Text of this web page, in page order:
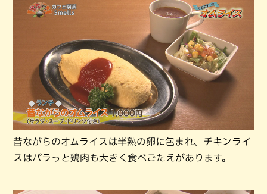
昔ながらのオムライスは半熟の卵に包まれ、チキンライ
スはパラっと鶏肉も大きく食べごたえがあります。